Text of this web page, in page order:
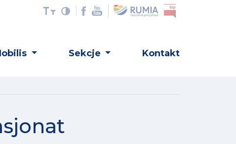
Sekcje Kontakt